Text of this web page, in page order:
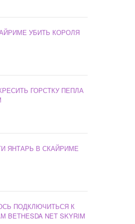
УБИТЬ КОРОЛЯ
ГОРСТКУ ПЕПЛА
ЯНТАРЬ В СКАЙРИМЕ
ПОДКЛЮЧИТЬСЯ К
BETHESDA NET SKYRIM